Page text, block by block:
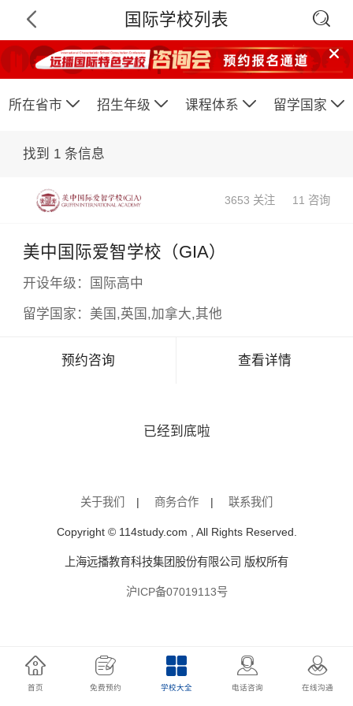
 国际学校列表 

所在省市  招生年级  课程体系  留学国家 
找到 1条信息
3653 关注 11 咨询
美中国际爱智学校（GIA）
开设年级： 国际高中
留学国家： 美国,英国,加拿大,其他
预约咨询 查看详情
已经到底啦
关于我们 | 商务合作 | 联系我们
Copyright © 114study.com , All Rights Reserved.
上海远播教育科技集团股份有限公司 版权所有
沪ICP备07019113号
首页 免费预约 学校大全 电话咨询 在线沟通